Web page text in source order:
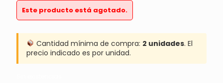
Este producto está agotado.
Cantidad mínima de compra: 2 unidades. El
precio indicado es por unidad.